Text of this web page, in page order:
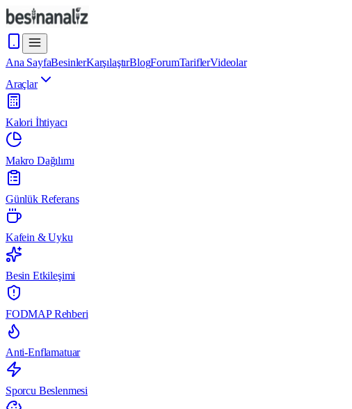
Ana SayfaBesinlerKarşılaştırBlogForumTariflerVideolar
Araçlar
Kalori İhtiyacı
Makro Dağılımı
Günlük Referans
Kafein & Uyku
Besin Etkileşimi
FODMAP Rehberi
Anti-Enflamatuar
Sporcu Beslenmesi